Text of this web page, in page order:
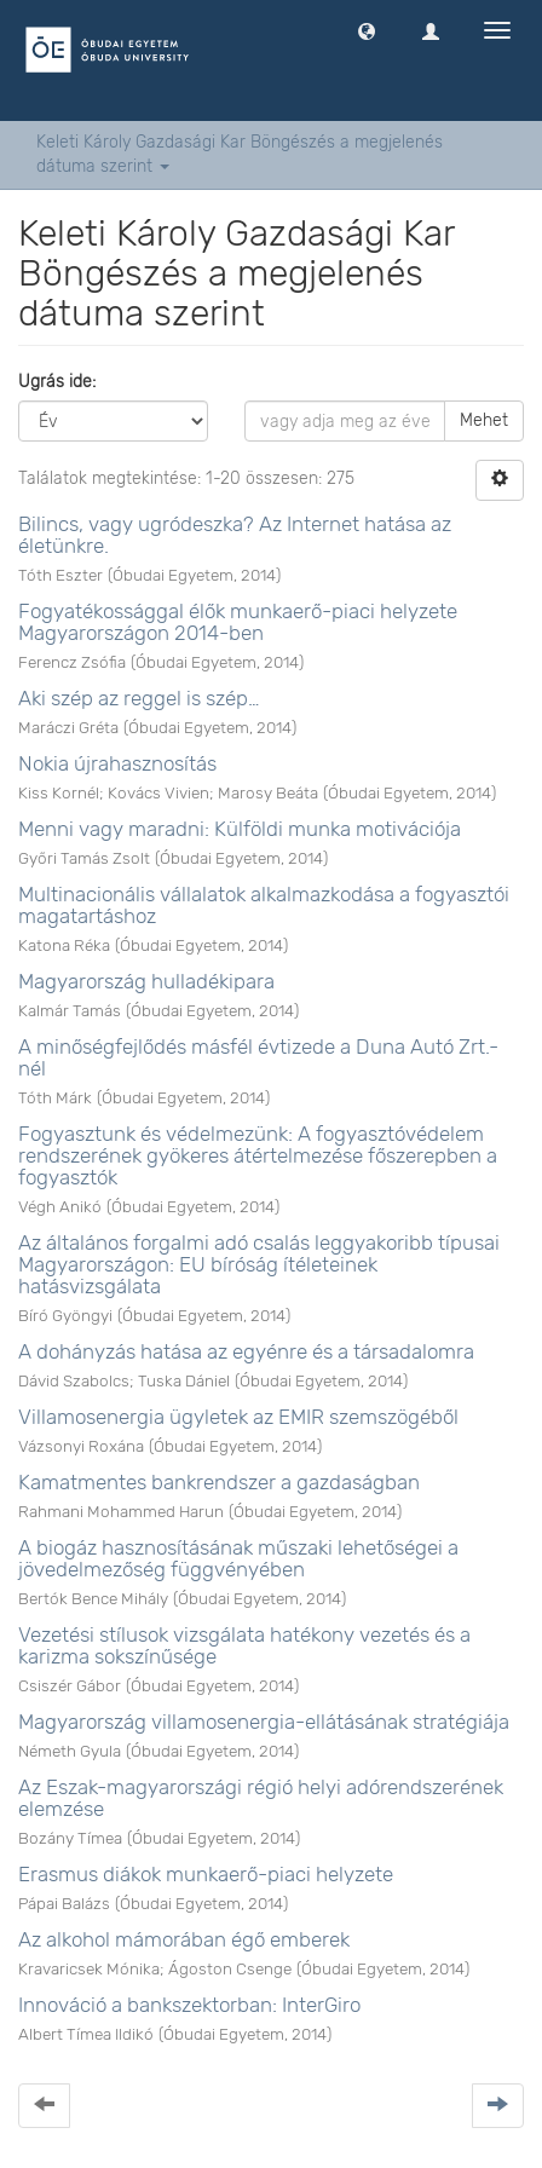
Keleti Károly Gazdasági Kar Böngészés a megjelenés
dátuma szerint
Keleti Károly Gazdasági Kar
Böngészés a megjelenés
dátuma szerint
Ugrás ide:
Mehet
Találatok megtekintése: 1-20 összesen: 275
Bilincs, vagy ugródeszka? Az Internet hatása az
életünkre.
Tóth Eszter (Óbudai Egyetem 2014)
Fogyatékossággal élők munkaerő-piaci helyzete
Magyarországon 2014-ben
Ferencz Zsófia (Óbudai Egyetem 2014)
Aki szép az reggel is szép…
Maráczi Gréta (Óbudai Egyetem 2014)
Nokia újrahasznosítás
Kiss Kornél; Kovács Vivien; Marosy Beáta (Óbudai Egyetem 2014)
Menni vagy maradni: Külföldi munka motivációja
Győri Tamás Zsolt (Óbudai Egyetem 2014)
Multinacionális vállalatok alkalmazkodása a fogyasztói
magatartáshoz
Katona Réka (Óbudai Egyetem 2014)
Magyarország hulladékipara
Kalmár Tamás (Óbudai Egyetem 2014)
A minőségfejlődés másfél évtizede a Duna Autó Zrt.-
nél
Tóth Márk (Óbudai Egyetem 2014)
Fogyasztunk és védelmezünk: A fogyasztóvédelem
rendszerének gyökeres átértelmezése főszerepben a
fogyasztók
Végh Anikó (Óbudai Egyetem 2014)
Az általános forgalmi adó csalás leggyakoribb típusai
Magyarországon: EU bíróság ítéleteinek
hatásvizsgálata
Bíró Gyöngyi (Óbudai Egyetem 2014)
A dohányzás hatása az egyénre és a társadalomra
Dávid Szabolcs; Tuska Dániel (Óbudai Egyetem 2014)
Villamosenergia ügyletek az EMIR szemszögéből
Vázsonyi Roxána (Óbudai Egyetem 2014)
Kamatmentes bankrendszer a gazdaságban
Rahmani Mohammed Harun (Óbudai Egyetem 2014)
A biogáz hasznosításának műszaki lehetőségei a
jövedelmezőség függvényében
Bertók Bence Mihály (Óbudai Egyetem 2014)
Vezetési stílusok vizsgálata hatékony vezetés és a
karizma sokszínűsége
Csiszér Gábor (Óbudai Egyetem 2014)
Magyarország villamosenergia-ellátásának stratégiája
Németh Gyula (Óbudai Egyetem 2014)
Az Eszak-magyarországi régió helyi adórendszerének
elemzése
Bozány Tímea (Óbudai Egyetem 2014)
Erasmus diákok munkaerő-piaci helyzete
Pápai Balázs (Óbudai Egyetem 2014)
Az alkohol mámorában égő emberek
Kravaricsek Mónika; Ágoston Csenge (Óbudai Egyetem 2014)
Innováció a bankszektorban: InterGiro
Albert Tímea Ildikó (Óbudai Egyetem 2014)